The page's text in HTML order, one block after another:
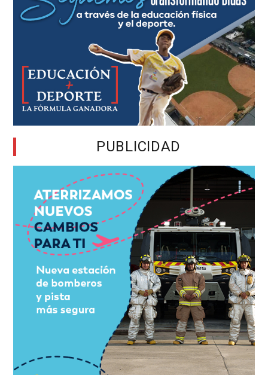
PUBLICIDAD